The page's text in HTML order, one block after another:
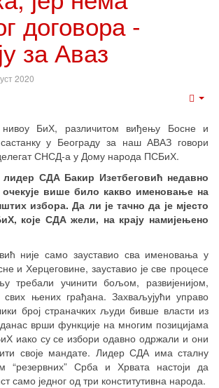
договора -
за Аваз
2020
БиХ, различитом виђењу Босне и
у Београду за наш АВАЗ говори
СНСД-а у Дому народа ПСБиХ.
лидер СДА Бакир Изетбеговић недавно
очекује више било какво именовање на
избора. Да ли је тачно да је мјесто
које СДА жели, на крају намијењено
није само зауставио сва именовања у
и Херцеговине, зауставио је све процесе
требали учинити бољом, развијенијом,
њених грађана. Захваљујући управо
број страначких људи бивше власти из
врши функције на многим позицијама
иако су се избори одавно одржали и они
своје мандате. Лидер СДА има сталну
“резервних” Срба и Хрвата настоји да
само једног од три конститутивна народа.